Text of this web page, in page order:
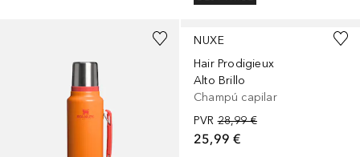
NUXE
Hair Prodigieux
Alto Brillo
Champú capilar
PVR 28,99 €
25,99 €